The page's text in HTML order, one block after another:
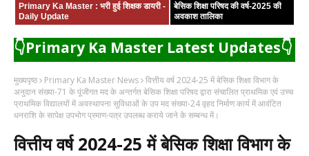
Primary Ka Master : भरी हुई शिक्षक डायरी -
Daily Update
बेसिक शिक्षा परिषद की वर्ष-2025 की
अवकाश तालिका
👇Primary Ka Master Latest Updates👇
मुख्यपृष्ठ Primary Ka Master News वित्तीय वर्ष 2024-25 में बेसिक शिक्षा विभाग के
अनुदान संख्या-71 के पूंजीगत मद के अन्तर्गत बेसिक शिक्षा परिषद द्वारा संचालित प्राथमिक एवं उच्च
प्राथमिक विद्यालयों में अवस्थापना सुविधाओं के उप मद संख्या-24 वृहद निर्माण कार्य में आवंटित
धनराशि के सापेक्ष उपभोग प्रमाण-पत्र उपलब्ध कराये जाने के सम्बन्ध में।
वित्तीय वर्ष 2024-25 में बेसिक शिक्षा विभाग के